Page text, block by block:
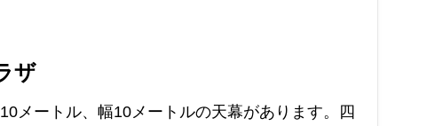
ザ
メートル、幅10メートルの天幕があります。四